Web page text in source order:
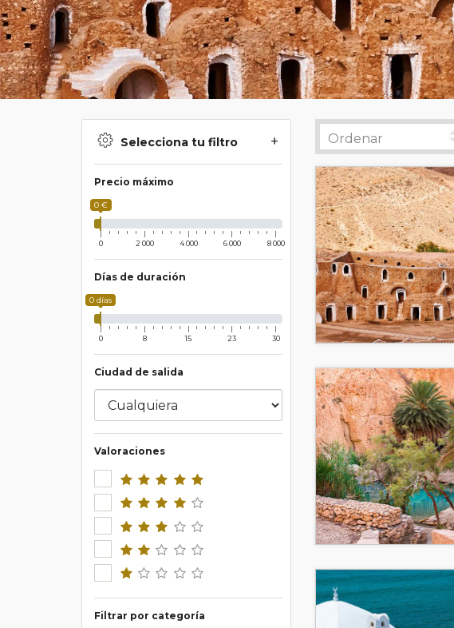
Selecciona tu filtro
Precio máximo
0 €
0 2 000 4 000 6 000 8 000
Días de duración
0 días
0 8 15 23 30
Ciudad de salida
Valoraciones
Filtrar por categoría